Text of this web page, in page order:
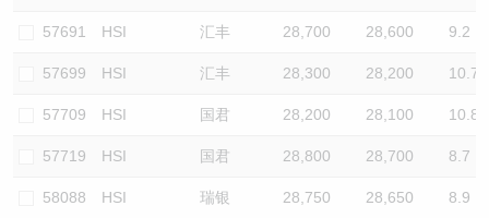
57691 HSI 汇丰 28,700 28,600 9.2
57699 HSI 汇丰 28,300 28,200 10.7
57709 HSI 国君 28,200 28,100 10.8
57719 HSI 国君 28,800 28,700 8.7
58088 HSI 瑞银 28,750 28,650 8.9